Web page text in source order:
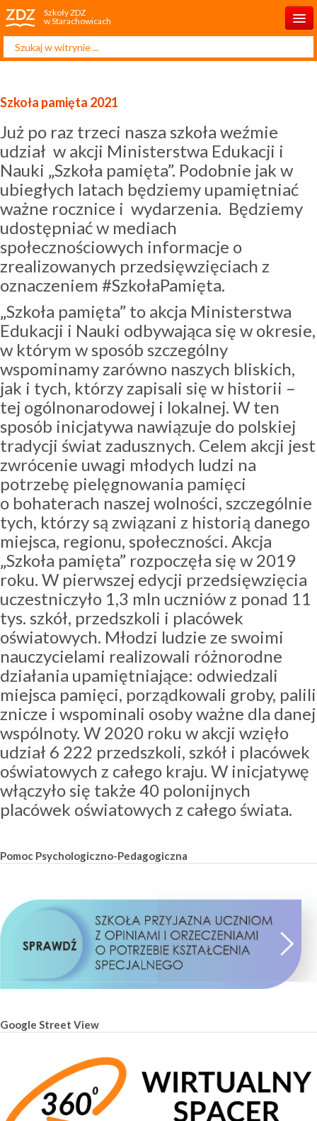
Szkoły ZDZ
w Starachowicach
Start
Rekrutacja 2025/2026
Dla ucznia
Dla rodzica
Projekty
Kontakt
Szukaj...
Szkoła pamięta 2021
Już po raz trzeci nasza szkoła weźmie
udział w akcji Ministerstwa Edukacji i
Nauki „Szkoła pamięta”. Podobnie jak w
ubiegłych latach będziemy upamiętniać
ważne rocznice i wydarzenia. Będziemy
udostępniać w mediach
społecznościowych informacje o
zrealizowanych przedsięwzięciach z
oznaczeniem #SzkołaPamięta.
„Szkoła pamięta” to akcja Ministerstwa
Edukacji i Nauki odbywająca się w okresie,
w którym w sposób szczególny
wspominamy zarówno naszych bliskich,
jak i tych, którzy zapisali się w historii –
tej ogólnonarodowej i lokalnej. W ten
sposób inicjatywa nawiązuje do polskiej
tradycji świat zadusznych. Celem akcji jest
zwrócenie uwagi młodych ludzi na
potrzebę pielęgnowania pamięci
o bohaterach naszej wolności, szczególnie
tych, którzy są związani z historią danego
miejsca, regionu, społeczności. Akcja
„Szkoła pamięta” rozpoczęła się w 2019
roku. W pierwszej edycji przedsięwzięcia
uczestniczyło 1,3 mln uczniów z ponad 11
tys. szkół, przedszkoli i placówek
oświatowych. Młodzi ludzie ze swoimi
nauczycielami realizowali różnorodne
działania upamiętniające: odwiedzali
miejsca pamięci, porządkowali groby, palili
znicze i wspominali osoby ważne dla danej
wspólnoty. W 2020 roku w akcji wzięło
udział 6 222 przedszkoli, szkół i placówek
oświatowych z całego kraju. W inicjatywę
włączyło się także 40 polonijnych
placówek oświatowych z całego świata.
Pomoc Psychologiczno-Pedagogiczna
Google Street View